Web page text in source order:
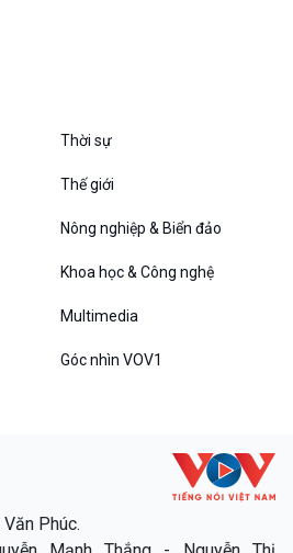
Thời sự
Thế giới
Nông nghiệp & Biển đảo
Khoa học & Công nghệ
Multimedia
Góc nhìn VOV1
Văn Phúc.